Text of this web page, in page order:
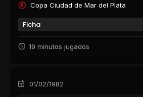
Copa Ciudad de Mar del Plata
Ficha
19 minutos jugados
01/02/1982